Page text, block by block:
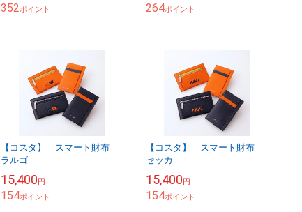
352ポイント 264ポイント
【コスタ】 スマート財布
ラルゴ
15,400円
154ポイント
【コスタ】 スマート財布
セッカ
15,400円
154ポイント